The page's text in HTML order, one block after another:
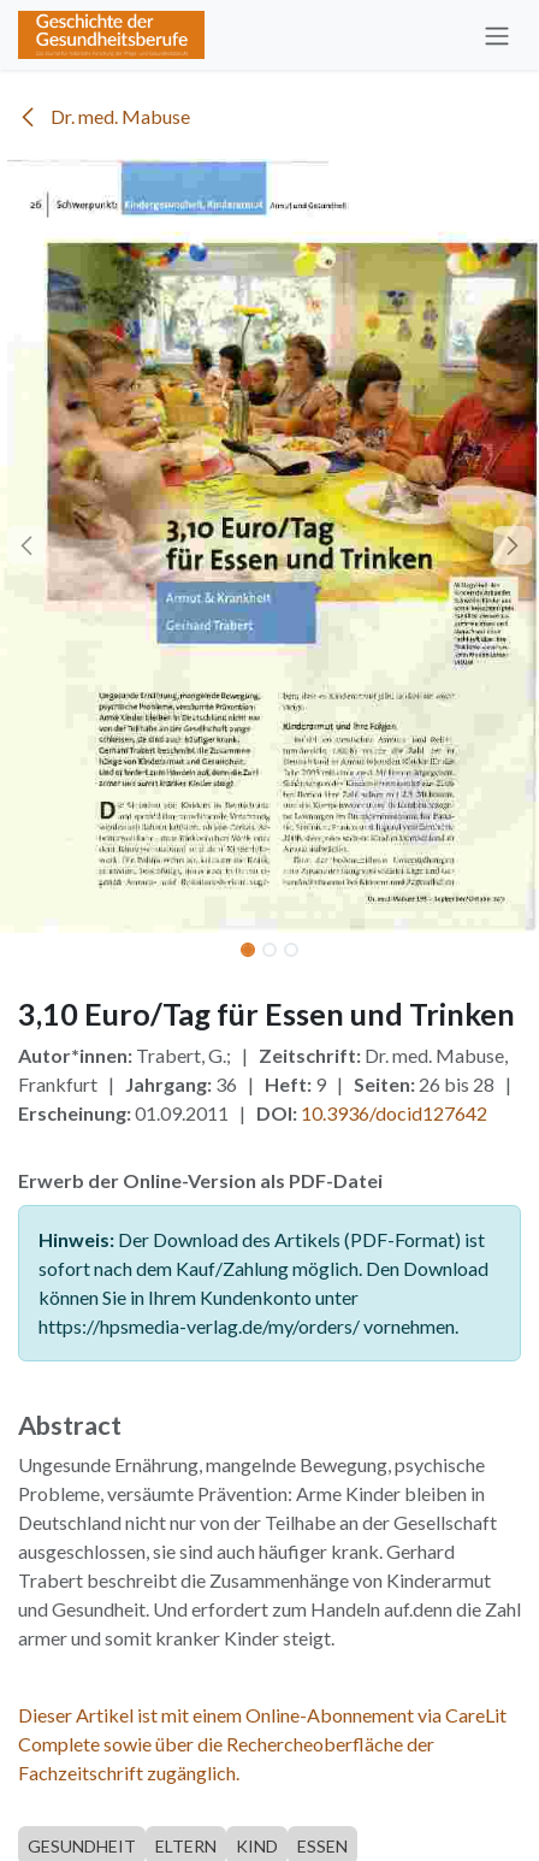
Zum Inhalt springen
Dr. med. Mabuse
3,10 Euro/Tag für Essen und Trinken
Autor*innen: Trabert, G.; | Zeitschrift: Dr. med. Mabuse,
Frankfurt |
Jahrgang: 36 | Heft: 9 | Seiten: 26 bis 28 |
Erscheinung:01.09.2011 | DOI: 10.3936/docid127642
Erwerb der Online-Version als PDF-Datei
Hinweis: Der Download des Artikels (PDF-Format) ist
sofort nach dem Kauf/Zahlung möglich. Den Download
können Sie in Ihrem Kundenkonto unter
https://hpsmedia-verlag.de/my/orders/ vornehmen.
Abstract
Ungesunde Ernährung, mangelnde Bewegung, psychische
Probleme, versäumte Prävention: Arme Kinder bleiben in
Deutschland nicht nur von der Teilhabe an der Gesellschaft
ausgeschlossen, sie sind auch häufiger krank. Gerhard
Trabert beschreibt die Zusammenhänge von Kinderarmut
und Gesundheit. Und erfordert zum Handeln auf.denn die Zahl
armer und somit kranker Kinder steigt.
Dieser Artikel ist mit einem Online-Abonnement via CareLit
Complete sowie über die Rechercheoberfläche der
Fachzeitschrift zugänglich.
GESUNDHEIT ELTERN KIND
ESSEN